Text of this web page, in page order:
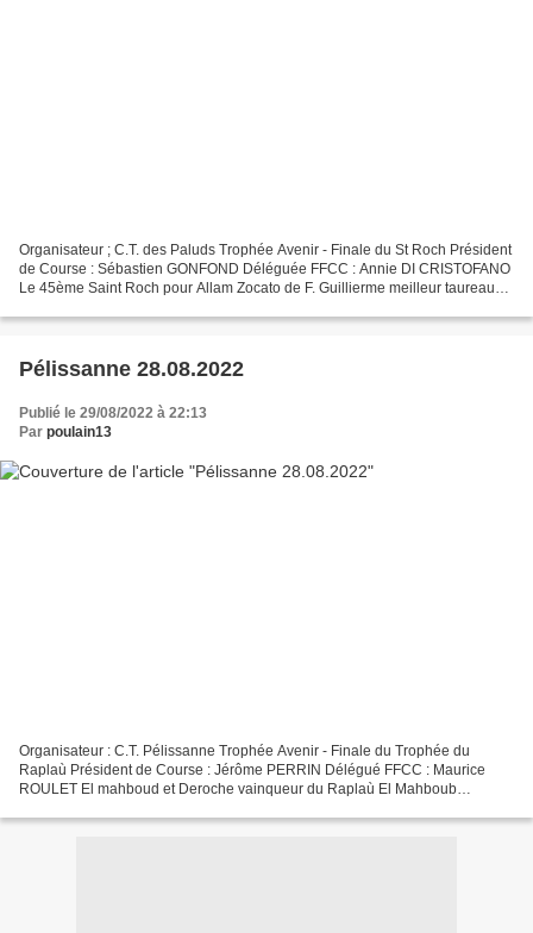
Organisateur ; C.T. des Paluds Trophée Avenir - Finale du St Roch Président
de Course : Sébastien GONFOND Déléguée FFCC : Annie DI CRISTOFANO
Le 45ème Saint Roch pour Allam Zocato de F. Guillierme meilleur taureau
Pélissanne 28.08.2022
Publié le 29/08/2022 à 22:13
Par poulain13
Organisateur : C.T. Pélissanne Trophée Avenir - Finale du Trophée du
Raplaù Président de Course : Jérôme PERRIN Délégué FFCC : Maurice
ROULET El mahboud et Deroche vainqueur du Raplaù El Mahboub